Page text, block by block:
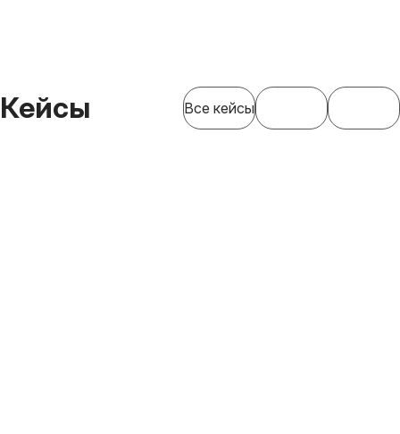
Кейсы Все кейсы